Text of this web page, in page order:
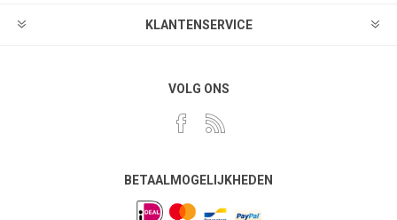
KLANTENSERVICE
VOLG ONS
BETAALMOGELIJKHEDEN